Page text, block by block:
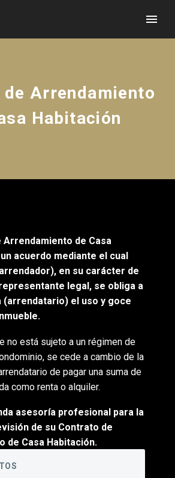
Arrendamiento
Habitación
Arrendamiento de Casa
acuerdo mediante el cual
en su carácter de
legal, se obliga a
el uso y goce
no está sujeto a un régimen de
se cede a cambio de la
de pagar una suma de
como renta o alquiler.
asesoría profesional para la
de su Contrato de
de Casa Habitación.